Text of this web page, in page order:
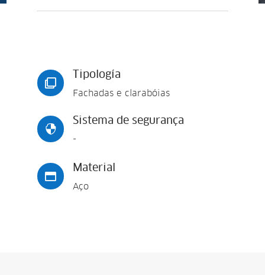

Tipología
Fachadas e clarabóias

Sistema de segurança
-

Material
Aço